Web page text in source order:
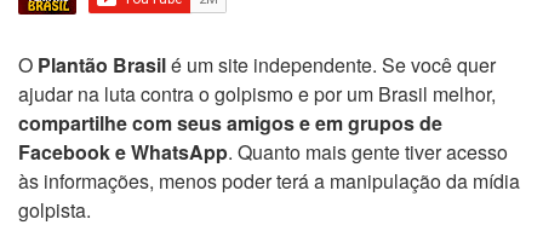
O Plantão Brasilé um site independente. Se você quer
ajudar na luta contra o golpismo e por um Brasil melhor,
compartilhe com seus amigos e em grupos de
Facebook e WhatsApp. Quanto mais gente tiver acesso
às informações, menos poder terá a manipulação da mídia
golpista.